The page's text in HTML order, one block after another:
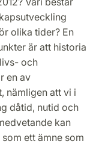
olika tider? En
är att historia
och
en av
nämligen att vi i
dåtid, nutid och
kan
ett ämne som